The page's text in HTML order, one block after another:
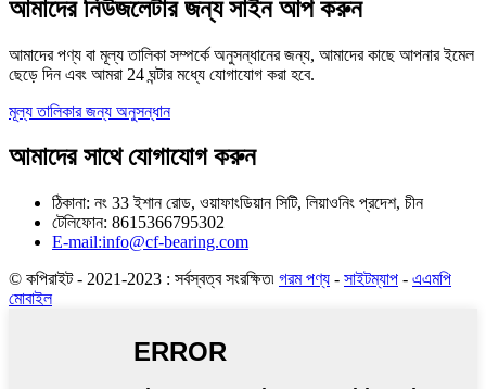
আমাদের নিউজলেটার জন্য সাইন আপ করুন
আমাদের পণ্য বা মূল্য তালিকা সম্পর্কে অনুসন্ধানের জন্য, আমাদের কাছে আপনার ইমেল
ছেড়ে দিন এবং আমরা 24 ঘন্টার মধ্যে যোগাযোগ করা হবে.
মূল্য তালিকার জন্য অনুসন্ধান
আমাদের সাথে যোগাযোগ করুন
ঠিকানা: নং 33 ইশান রোড, ওয়াফাংডিয়ান সিটি, লিয়াওনিং প্রদেশ, চীন
টেলিফোন: 8615366795302
E-mail:info@cf-bearing.com
© কপিরাইট - 2021-2023 : সর্বস্বত্ব সংরক্ষিত৷ গরম পণ্য - সাইটম্যাপ - এএমপি
মোবাইল